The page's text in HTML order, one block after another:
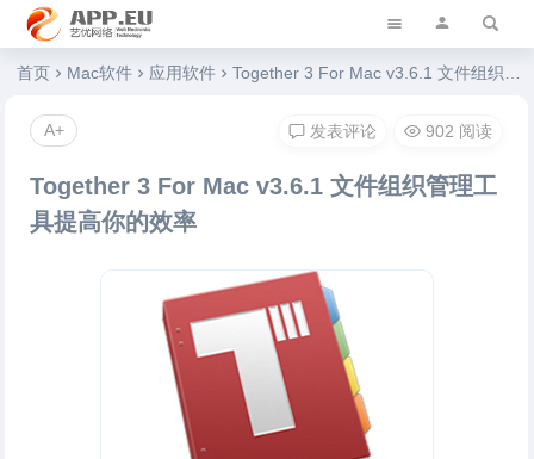
艺优软件乐园
首页 Mac软件 应用软件 Together 3 For Mac v3.6.1 文件组织管理工具提高你的效率
Together 3 For Mac v3.6.1 文件组织管理工
具提高你的效率
发表评论 902 阅读
A+